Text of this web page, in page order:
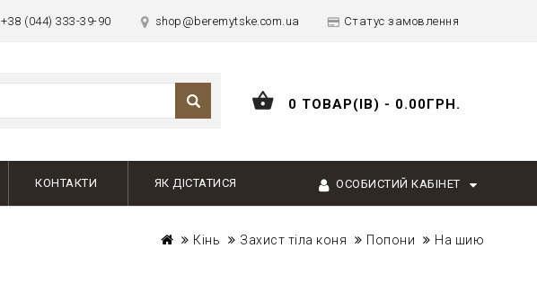
+38 (044) 333-39-90 shop@beremytske.com.ua Статус замовлення
0 ТОВАР(ІВ) - 0.00ГРН.
КОНТАКТИ ЯК ДІСТАТИСЯ ОСОБИСТИЙ КАБІНЕТ
Кінь Захист тіла коня Попони На шию